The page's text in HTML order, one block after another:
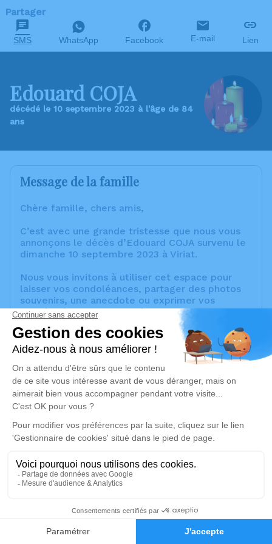
Faire-part Hommages
Partager
SMS WhatsApp Facebook E-mail Lien
Edouard COJA
décédé le 10 septembre 2023 à l'âge de 84
ans
Message de la famille
Chère famille, chers amis,
C’est avec une grande tristesse que nous vous
annonçons le décès d’Edouard COJA survenu le
dimanche 10 septembre 2023 à Viriat.
Nous vous invitons à utiliser cet espace pour
laisser vos condoléances, partager des photos
souvenirs, une anecdote ou exprimer vos
pensées à travers des poèmes ou des textes.
Cet endroit est un lieu d'expression dédié à
honorer la mémoire d’Edouard COJA.
Un service de plantation d’arbre hommage est
disponible ici.
Inhumation
Cimetière de la Haute Bédoule de
Septèmes-les-Vallons
13240 Septèmes-les-Vallons